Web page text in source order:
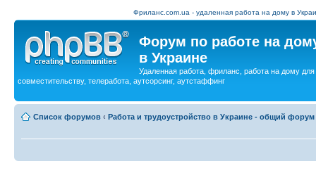
Фриланс.com.ua - удаленная работа на дому в
Форум по работе на
в Украине
Удаленная работа, фриланс, работа на дому
совместительству, телеработа, аутсорсинг, аутстаффинг
Список форумов ‹ Работа и трудоустройство в Украине - общий форум